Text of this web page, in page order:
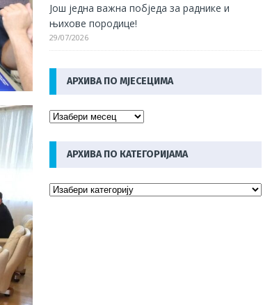
Још једна важна побједа за раднике и
њихове породице!
29/07/2026
АРХИВА ПО МЈЕСЕЦИМА
АРХИВА ПО КАТЕГОРИЈАМА